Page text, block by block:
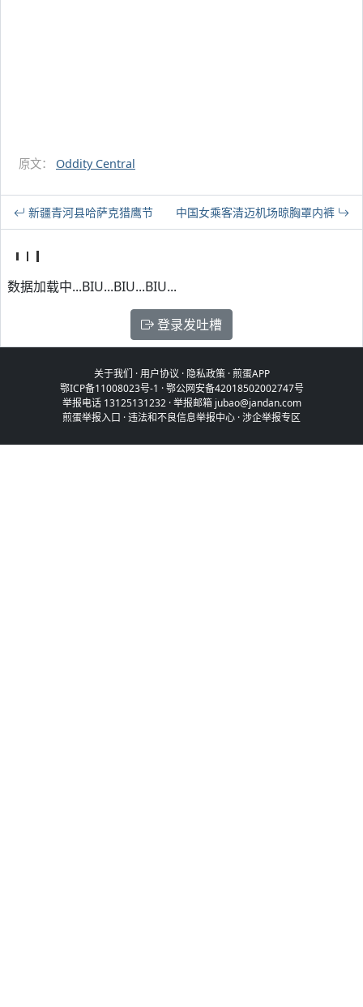
原文： Oddity Central
新疆青河县哈萨克猎鹰节 中国女乘客清迈机场晾胸罩内裤
数据加载中...BIU...BIU...BIU...
登录发吐槽
关于我们 ·用户协议 · 隐私政策·煎蛋APP
鄂ICP备11008023号-1 ·鄂公网安备42018502002747号
举报电话 13125131232 · 举报邮箱 jubao@jandan.com
煎蛋举报入口 ·违法和不良信息举报中心 ·涉企举报专区